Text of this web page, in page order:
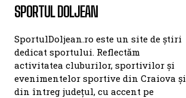
SPORTUL DOLJEAN
SportulDoljean.ro este un site de știri
dedicat sportului. Reflectăm
activitatea cluburilor, sportivilor și
evenimentelor sportive din Craiova și
din întreg județul, cu accent pe